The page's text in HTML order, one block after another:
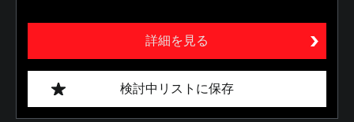
詳細を見る
検討中リストに保存